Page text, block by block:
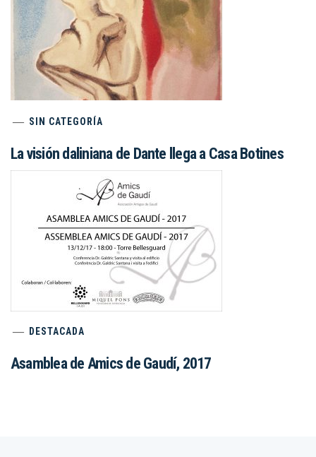
SIN CATEGORÍA
La visión daliniana de Dante llega a Casa Botines
DESTACADA
Asamblea de Amics de Gaudí, 2017